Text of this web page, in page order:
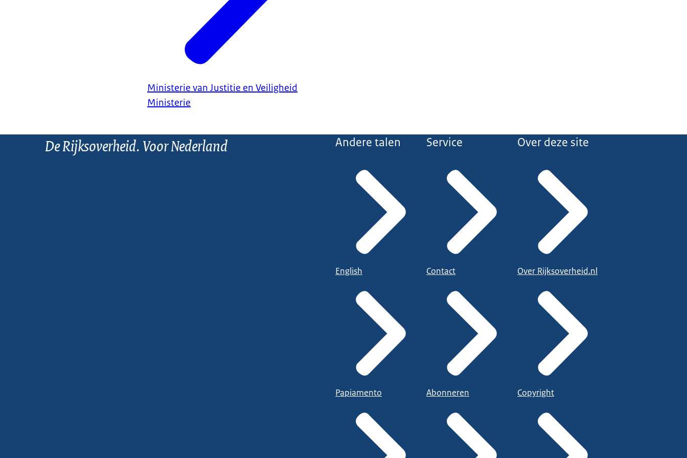
Ministerie van Justitie en Veiligheid
Ministerie
De Rijksoverheid. Voor Nederland Andere talen
English
Papiamento
Service
Contact
Abonneren
Over deze site
Over Rijksoverheid.nl
Copyright